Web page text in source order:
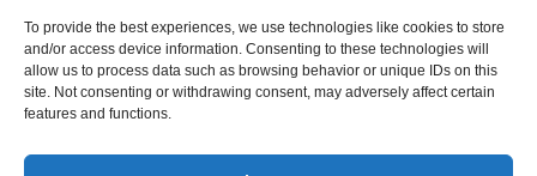
To provide the best experiences, we use technologies like cookies to store
and/or access device information. Consenting to these technologies will
allow us to process data such as browsing behavior or unique IDs on this
site. Not consenting or withdrawing consent, may adversely affect certain
features and functions.
The Bulgarian Orthodox Community of St John of